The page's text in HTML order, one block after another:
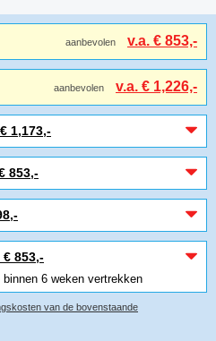
aanbevolen v.a. € 853,-
aanbevolen v.a. € 1,226,-
1,173,-
853,-
853,-
6 weken vertrekken
van de bovenstaande